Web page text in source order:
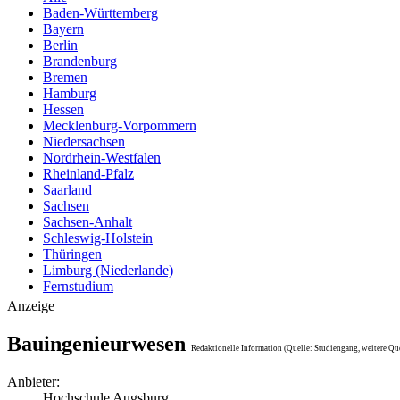
Baden-Württemberg
Bayern
Berlin
Brandenburg
Bremen
Hamburg
Hessen
Mecklenburg-Vorpommern
Niedersachsen
Nordrhein-Westfalen
Rheinland-Pfalz
Saarland
Sachsen
Sachsen-Anhalt
Schleswig-Holstein
Thüringen
Limburg (Niederlande)
Fernstudium
Anzeige
Bauingenieurwesen Redaktionelle Information (Quelle: Studiengang, weitere
Anbieter: